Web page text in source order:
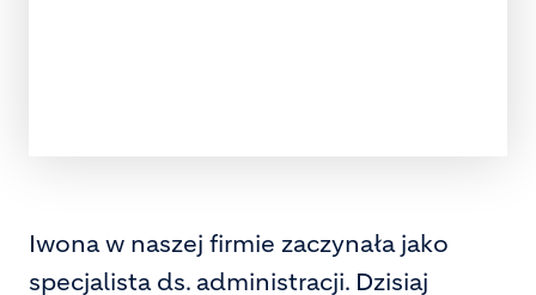
Iwona w naszej firmie zaczynała jako
specjalista ds. administracji. Dzisiaj